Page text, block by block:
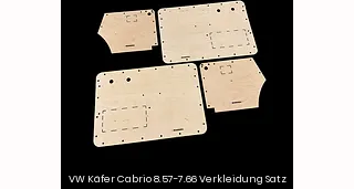
VW Käfer Cabrio 8.57-7.66 Verkleidung Satz